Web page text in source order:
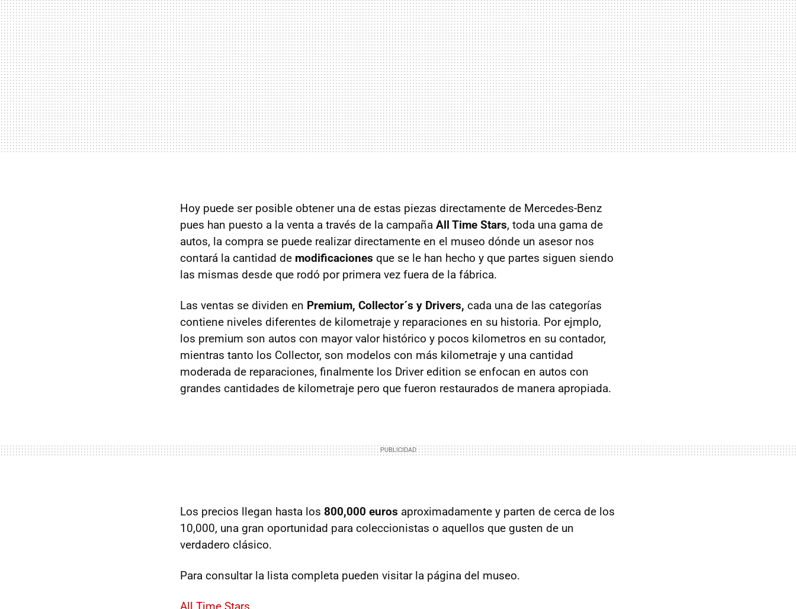
Hoy puede ser posible obtener una de estas piezas directamente de Mercedes-Benz
pues han puesto a la venta a través de la campaña All Time Stars, toda una gama de
autos, la compra se puede realizar directamente en el museo dónde un asesor nos
contará la cantidad de modificaciones que se le han hecho y que partes siguen siendo
las mismas desde que rodó por primera vez fuera de la fábrica.
Las ventas se dividen en Premium, Collector´s y Drivers, cada una de las categorías
contiene niveles diferentes de kilometraje y reparaciones en su historia. Por ejmplo,
los premium son autos con mayor valor histórico y pocos kilometros en su contador,
mientras tanto los Collector, son modelos con más kilometraje y una cantidad
moderada de reparaciones, finalmente los Driver edition se enfocan en autos con
grandes cantidades de kilometraje pero que fueron restaurados de manera apropiada.
Los precios llegan hasta los 800,000 euros aproximadamente y parten de cerca de los
10,000, una gran oportunidad para coleccionistas o aquellos que gusten de un
verdadero clásico.
Para consultar la lista completa pueden visitar la página del museo.